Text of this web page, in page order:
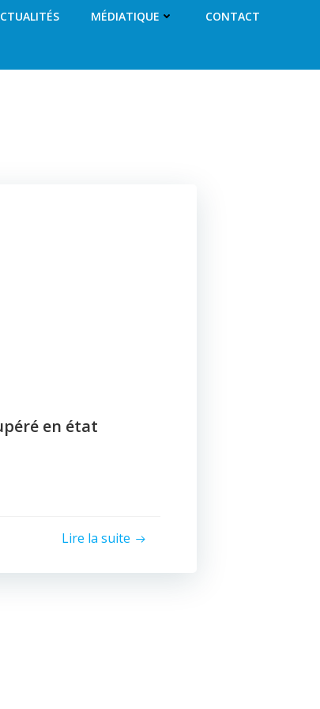
MÉDIATIQUE CONTACT
en état
Lire la suite